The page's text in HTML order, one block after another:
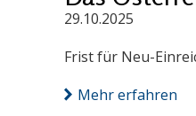
29.10.2025
Frist für Neu-
Mehr erfahren